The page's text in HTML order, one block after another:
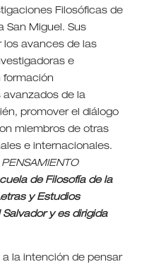
Filosóficas de
San Miguel. Sus
los avances de las
e
formación
de la
promover el diálogo
miembros de otras
e internacionales.
de Filosofía de la
y Estudios
y es dirigida
la intención de pensar